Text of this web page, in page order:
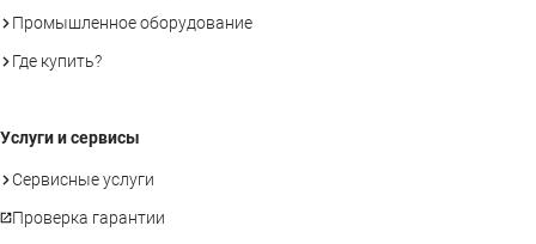
Промышленное оборудование
Где купить?
Услуги и сервисы
Сервисные услуги
Проверка гарантии